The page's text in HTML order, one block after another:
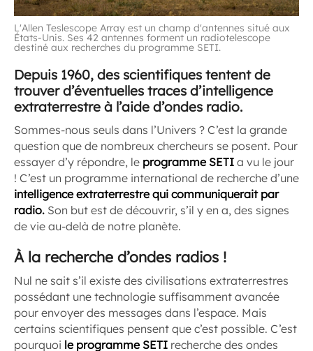
L'Allen Teslescope Array est un champ d'antennes situé aux
États-Unis. Ses 42 antennes forment un radiotelescope
destiné aux recherches du programme SETI.
Depuis 1960, des scientifiques tentent de
trouver d’éventuelles traces d’intelligence
extraterrestre à l’aide d’ondes radio.
Sommes-nous seuls dans l’Univers ? C’est la grande
question que de nombreux chercheurs se posent. Pour
essayer d’y répondre, le programme SETI a vu le jour
! C’est un programme international de recherche d’une
intelligence extraterrestre qui communiquerait par
radio. Son but est de découvrir, s’il y en a, des signes
de vie au-delà de notre planète.
À la recherche d’ondes radios !
Nul ne sait s’il existe des civilisations extraterrestres
possédant une technologie suffisamment avancée
pour envoyer des messages dans l’espace. Mais
certains scientifiques pensent que c’est possible. C’est
pourquoi le programme SETI recherche des ondes